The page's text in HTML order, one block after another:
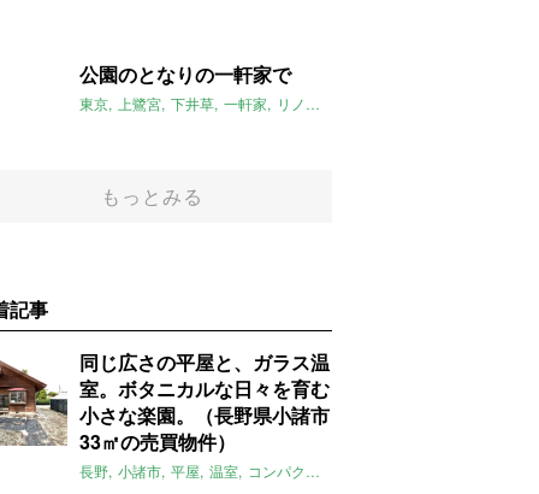
公園のとなりの一軒家で
東京 上鷺宮 下井草 一軒家 リノベーション
もっとみる
記事
同じ広さの平屋と、ガラス温
室。ボタニカルな日々を育む
小さな楽園。（長野県小諸市
33㎡の売買物件）
長野 小諸市 平屋 温室 コンパクト